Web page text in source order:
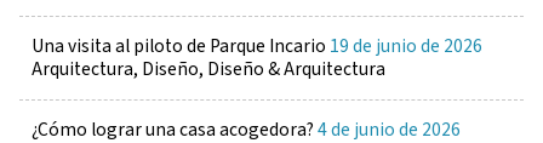
Una visita al piloto de Parque Incario 19 de junio de 2026
Arquitectura, Diseño, Diseño & Arquitectura
¿Cómo lograr una casa acogedora?4 de junio de 2026